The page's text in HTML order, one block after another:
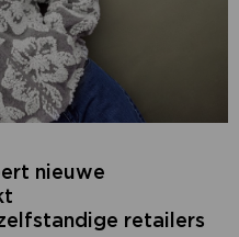
nieuwe
retailers